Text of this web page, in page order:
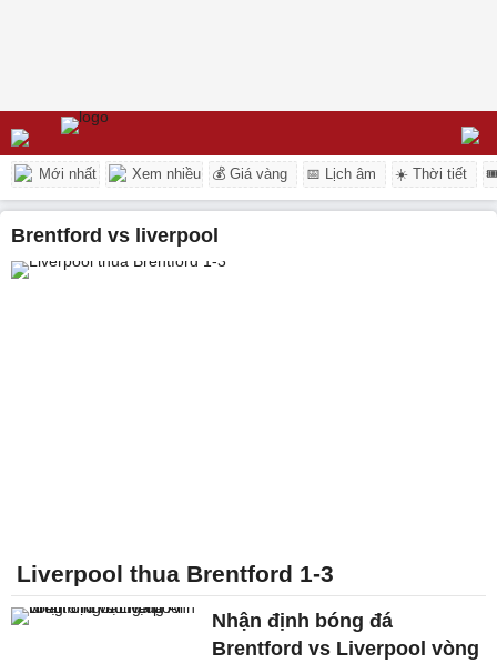
Mới nhất Xem nhiều 💰 Giá vàng 📅 Lịch âm ☀️ Thời tiết
brentford vs liverpool
Liverpool thua Brentford 1-3
Nhận định bóng đá
Brentford vs Liverpool vòng